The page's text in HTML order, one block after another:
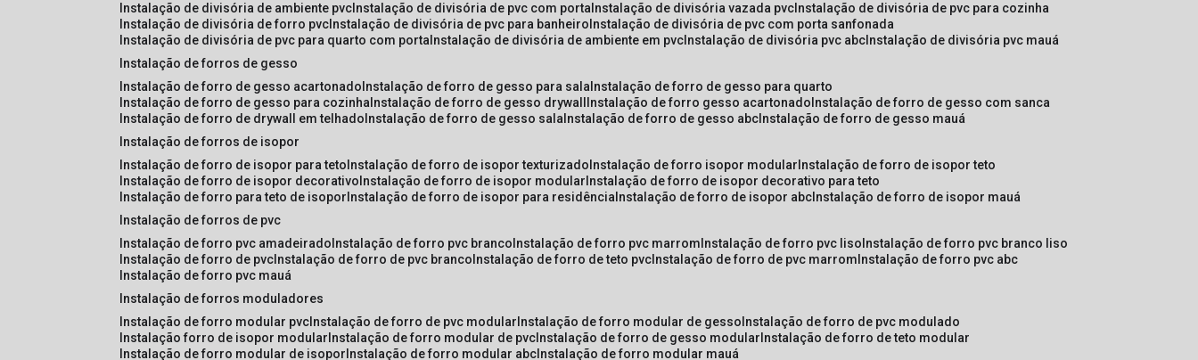
instalação de divisória de ambiente pvc instalação de divisória de pvc com porta instalação de divisória vazada pvc instalação de divisória de pvc para cozinha
instalação de divisória de forro pvc instalação de divisória de pvc para banheiro instalação de divisória de pvc com porta sanfonada
instalação de divisória de pvc para quarto com porta instalação de divisória de ambiente em pvc instalação de divisória pvc abc instalação de divisória pvc mauá
instalação de forros de gesso
instalação de forro de gesso acartonado instalação de forro de gesso para sala instalação de forro de gesso para quarto
instalação de forro de gesso para cozinha instalação de forro de gesso drywall instalação de forro gesso acartonado instalação de forro de gesso com sanca
instalação de forro de drywall em telhado instalação de forro de gesso sala instalação de forro de gesso abc instalação de forro de gesso mauá
instalação de forros de isopor
instalação de forro de isopor para teto instalação de forro de isopor texturizado instalação de forro isopor modular instalação de forro de isopor teto
instalação de forro de isopor decorativo instalação de forro de isopor modular instalação de forro de isopor decorativo para teto
instalação de forro para teto de isopor instalação de forro de isopor para residência instalação de forro de isopor abc instalação de forro de isopor mauá
instalação de forros de pvc
instalação de forro pvc amadeirado instalação de forro pvc branco instalação de forro pvc marrom instalação de forro pvc liso instalação de forro pvc branco liso
instalação de forro de pvc instalação de forro de pvc branco instalação de forro de teto pvc instalação de forro de pvc marrom instalação de forro pvc abc
instalação de forro pvc mauá
instalação de forros moduladores
instalação de forro modular pvc instalação de forro de pvc modular instalação de forro modular de gesso instalação de forro de pvc modulado
instalação forro de isopor modular instalação de forro modular de pvc instalação de forro de gesso modular instalação de forro de teto modular
instalação de forro modular de isopor instalação de forro modular abc instalação de forro modular mauá